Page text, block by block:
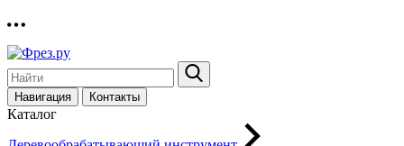
Навигация Контакты
Каталог